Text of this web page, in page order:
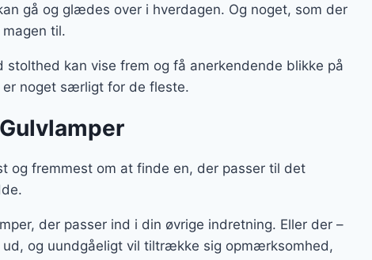
gå og glædes over i hverdagen. Og noget, som der
til.
kan vise frem og få anerkendende blikke på
er noget særligt for de fleste.
og fremmest om at finde en, der passer til det
der passer ind i din øvrige indretning. Eller der –
ud, og uundgåeligt vil tiltrække sig opmærksomhed,